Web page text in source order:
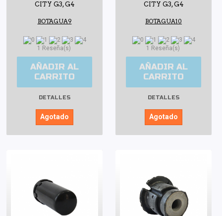
CITY G3, G4
BOTAGUA9
1 Reseña(s)
AÑADIR AL
CARRITO
DETALLES
Agotado
CITY G3, G4
BOTAGUA10
1 Reseña(s)
AÑADIR AL
CARRITO
DETALLES
Agotado